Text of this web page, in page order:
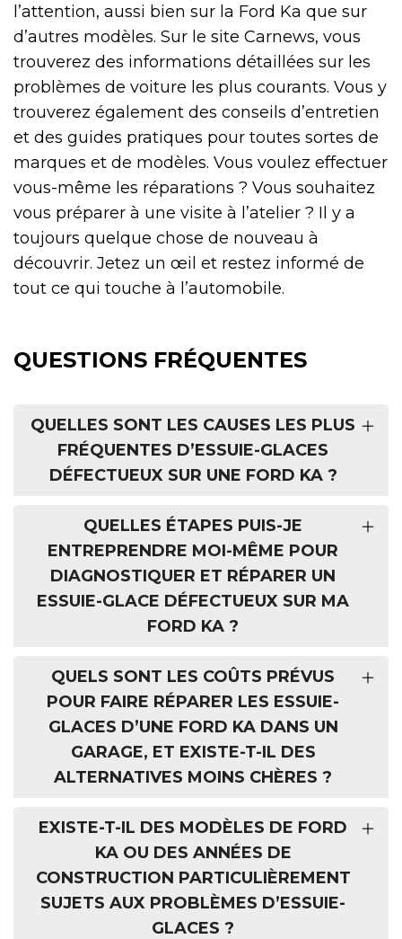
l’attention, aussi bien sur la Ford Ka que sur
d’autres modèles. Sur le site Carnews, vous
trouverez des informations détaillées sur les
problèmes de voiture les plus courants. Vous y
trouverez également des conseils d’entretien
et des guides pratiques pour toutes sortes de
marques et de modèles. Vous voulez effectuer
vous-même les réparations ? Vous souhaitez
vous préparer à une visite à l’atelier ? Il y a
toujours quelque chose de nouveau à
découvrir. Jetez un œil et restez informé de
tout ce qui touche à l’automobile.
QUESTIONS FRÉQUENTES
QUELLES SONT LES CAUSES LES PLUS
FRÉQUENTES D’ESSUIE-GLACES
DÉFECTUEUX SUR UNE FORD KA ?
QUELLES ÉTAPES PUIS-JE
ENTREPRENDRE MOI-MÊME POUR
DIAGNOSTIQUER ET RÉPARER UN
ESSUIE-GLACE DÉFECTUEUX SUR MA
FORD KA ?
QUELS SONT LES COÛTS PRÉVUS
POUR FAIRE RÉPARER LES ESSUIE-
GLACES D’UNE FORD KA DANS UN
GARAGE, ET EXISTE-T-IL DES
ALTERNATIVES MOINS CHÈRES ?
EXISTE-T-IL DES MODÈLES DE FORD
KA OU DES ANNÉES DE
CONSTRUCTION PARTICULIÈREMENT
SUJETS AUX PROBLÈMES D’ESSUIE-
GLACES ?